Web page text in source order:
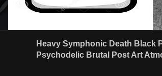
Heavy Symphonic Death Black
Psychodelic Brutal Post Art